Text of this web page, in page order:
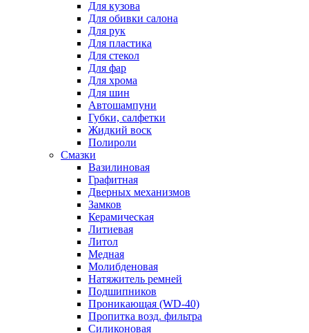
Для кузова
Для обивки салона
Для рук
Для пластика
Для стекол
Для фар
Для хрома
Для шин
Автошампуни
Губки, салфетки
Жидкий воск
Полироли
Смазки
Вазилиновая
Графитная
Дверных механизмов
Замков
Керамическая
Литиевая
Литол
Медная
Молибденовая
Натяжитель ремней
Подшипников
Проникающая (WD-40)
Пропитка возд. фильтра
Силиконовая